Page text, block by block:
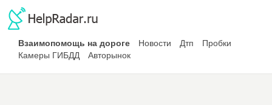
Взаимопомощь на дороге Новости Дтп
Пробки
Камеры ГИБДД
Авторынок